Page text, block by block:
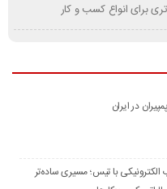
برای انواع کسب و کار
با تیس؛ مسیری ساده‌تر